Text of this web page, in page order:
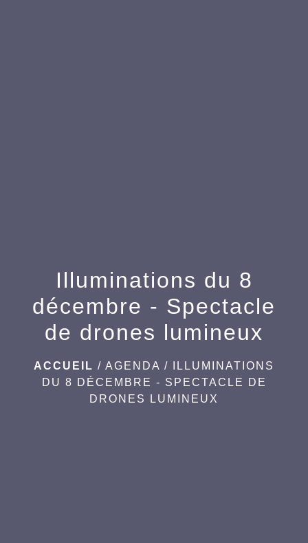
Illuminations du 8
décembre - Spectacle
de drones lumineux
ACCUEIL / AGENDA /
ILLUMINATIONS
DU 8 DÉCEMBRE - SPECTACLE DE
DRONES LUMINEUX